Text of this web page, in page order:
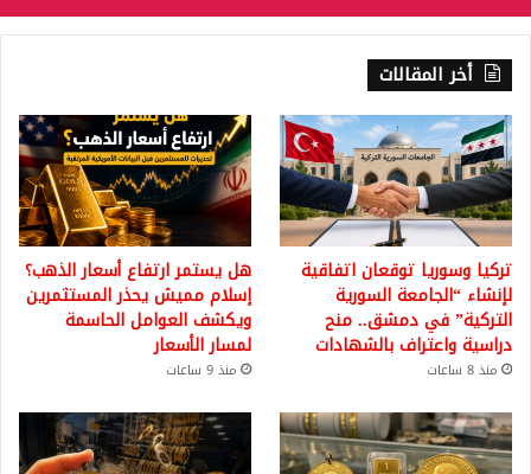
أخر المقالات
تركيا وسوريا توقعان اتفاقية
لإنشاء “الجامعة السورية
التركية” في دمشق.. منح
دراسية واعتراف بالشهادات
منذ 8 ساعات
هل يستمر ارتفاع أسعار الذهب؟
إسلام مميش يحذر المستثمرين
ويكشف العوامل الحاسمة
لمسار الأسعار
منذ 9 ساعات